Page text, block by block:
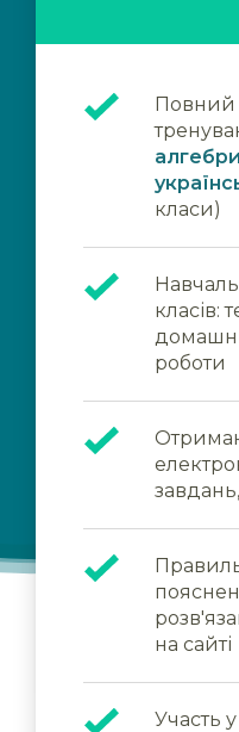
Повний
алгебри
класи)
класів:
домашні
роботи
на сайті
Участь